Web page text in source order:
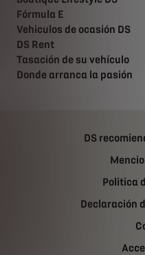
Fórmula E
Vehiculos de ocasión DS
DS Rent
Tasación de su vehículo
Donde arranca la pasión
DS
Politica
Declaración